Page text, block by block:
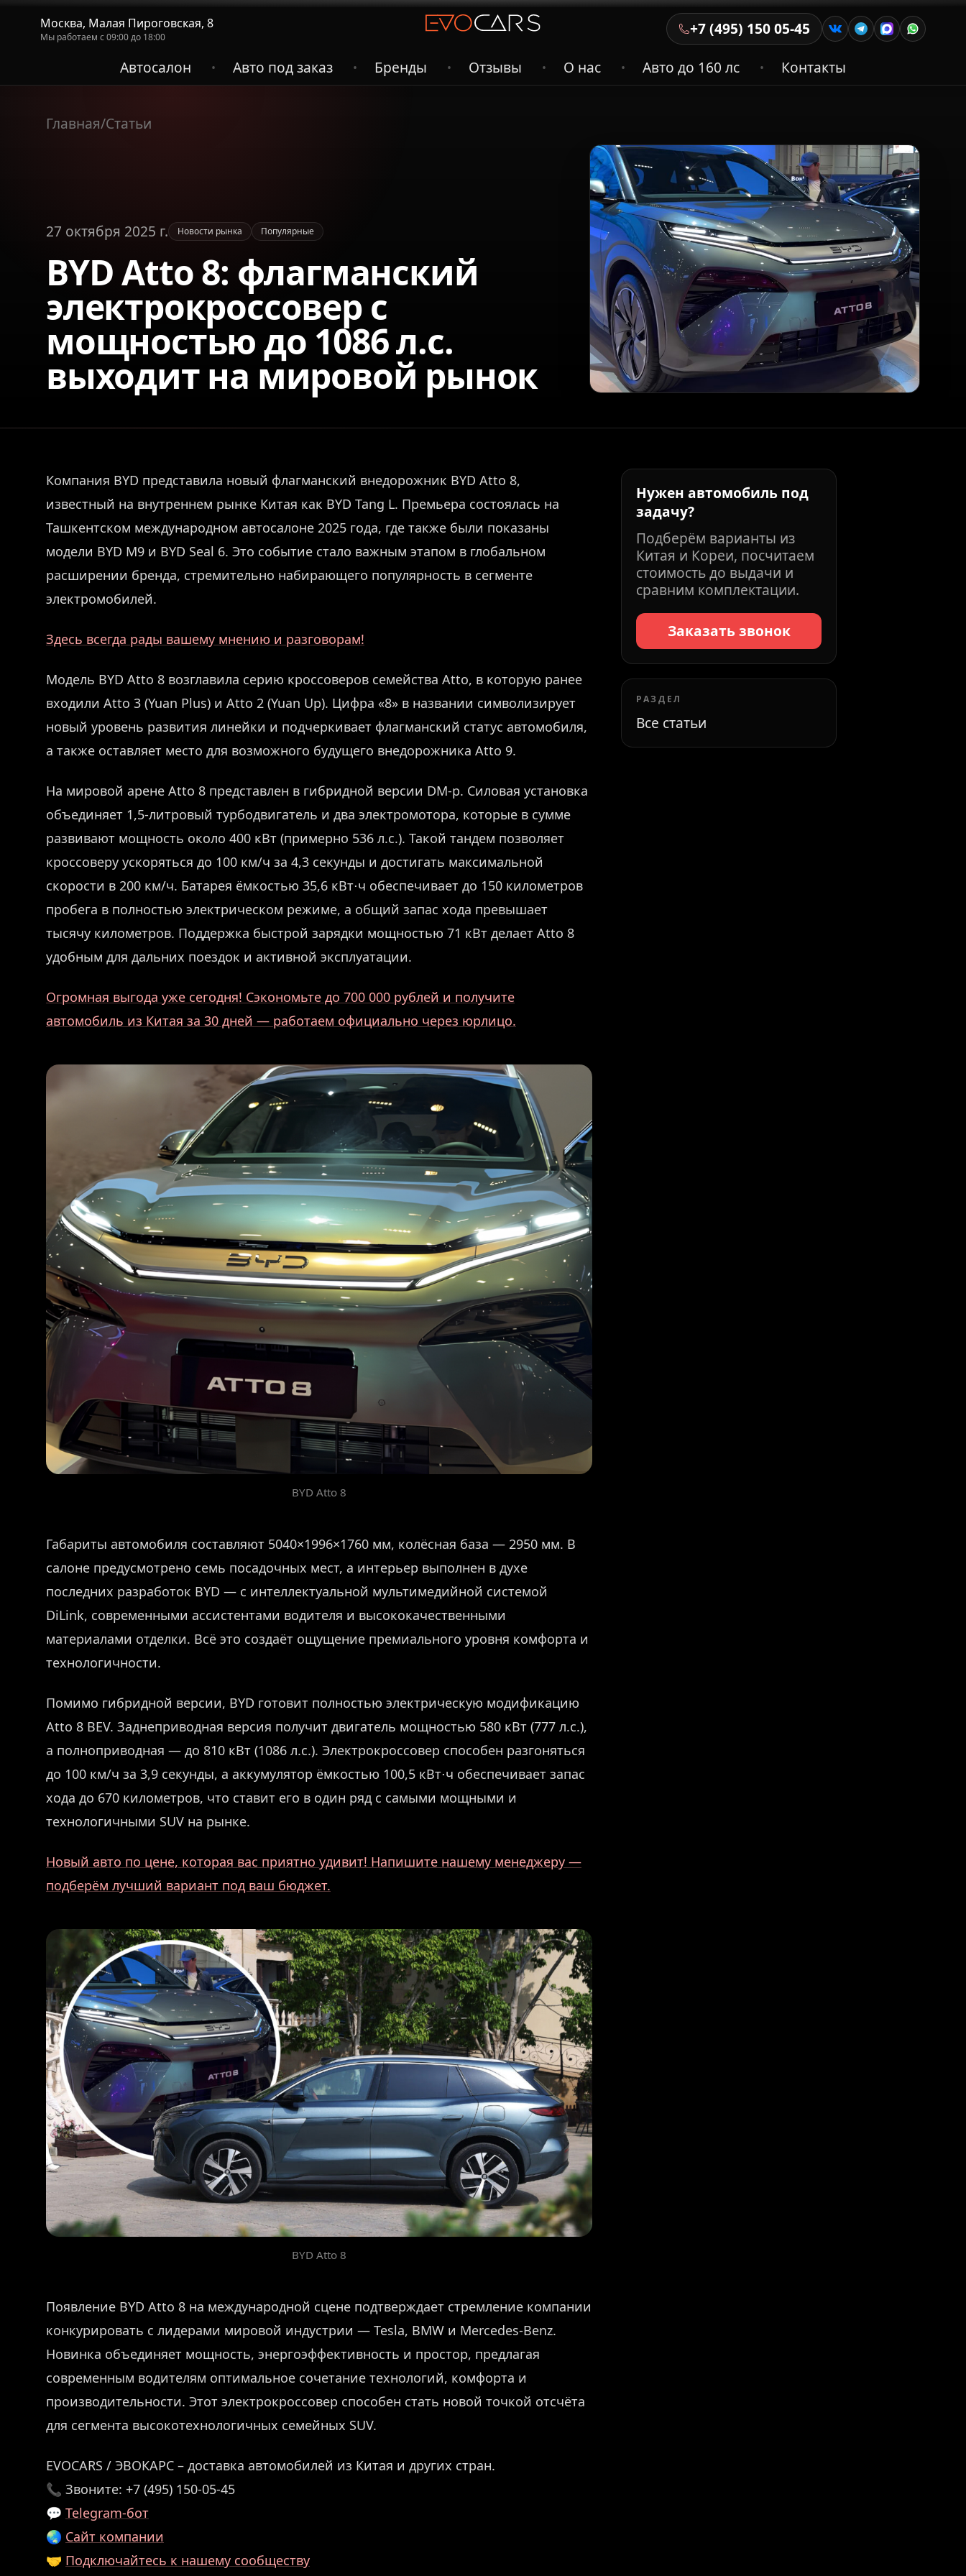
Москва, Малая Пироговская, 8
Мы работаем с 09:00 до 18:00
+7 (495) 150 05-45
Автосалон
• Авто под заказ • Бренды • Отзывы • О нас • Авто до 160 лс • Контакты
Главная/Статьи
27 октября 2025 г. Новости рынка Популярные
BYD Atto 8: флагманский
электрокроссовер с
мощностью до 1086 л.с.
выходит на мировой рынок
Компания BYD представила новый флагманский внедорожник BYD Atto 8,
известный на внутреннем рынке Китая как BYD Tang L. Премьера состоялась на
Ташкентском международном автосалоне 2025 года, где также были показаны
модели BYD M9 и BYD Seal 6. Это событие стало важным этапом в глобальном
расширении бренда, стремительно набирающего популярность в сегменте
электромобилей.
Здесь всегда рады вашему мнению и разговорам!
Модель BYD Atto 8 возглавила серию кроссоверов семейства Atto, в которую ранее
входили Atto 3 (Yuan Plus) и Atto 2 (Yuan Up). Цифра «8» в названии символизирует
новый уровень развития линейки и подчеркивает флагманский статус автомобиля,
а также оставляет место для возможного будущего внедорожника Atto 9.
На мировой арене Atto 8 представлен в гибридной версии DM-p. Силовая установка
объединяет 1,5-литровый турбодвигатель и два электромотора, которые в сумме
развивают мощность около 400 кВт (примерно 536 л.с.). Такой тандем позволяет
кроссоверу ускоряться до 100 км/ч за 4,3 секунды и достигать максимальной
скорости в 200 км/ч. Батарея ёмкостью 35,6 кВт⋅ч обеспечивает до 150 километров
пробега в полностью электрическом режиме, а общий запас хода превышает
тысячу километров. Поддержка быстрой зарядки мощностью 71 кВт делает Atto 8
удобным для дальних поездок и активной эксплуатации.
Огромная выгода уже сегодня! Сэкономьте до 700 000 рублей и получите
автомобиль из Китая за 30 дней — работаем официально через юрлицо.
BYD Atto 8
Габариты автомобиля составляют 5040×1996×1760 мм, колёсная база — 2950 мм. В
салоне предусмотрено семь посадочных мест, а интерьер выполнен в духе
последних разработок BYD — с интеллектуальной мультимедийной системой
DiLink, современными ассистентами водителя и высококачественными
материалами отделки. Всё это создаёт ощущение премиального уровня комфорта и
технологичности.
Помимо гибридной версии, BYD готовит полностью электрическую модификацию
Atto 8 BEV. Заднеприводная версия получит двигатель мощностью 580 кВт (777 л.с.),
а полноприводная — до 810 кВт (1086 л.с.). Электрокроссовер способен разгоняться
до 100 км/ч за 3,9 секунды, а аккумулятор ёмкостью 100,5 кВт⋅ч обеспечивает запас
хода до 670 километров, что ставит его в один ряд с самыми мощными и
технологичными SUV на рынке.
Новый авто по цене, которая вас приятно удивит! Напишите нашему менеджеру —
подберём лучший вариант под ваш бюджет.
BYD Atto 8
Появление BYD Atto 8 на международной сцене подтверждает стремление компании
конкурировать с лидерами мировой индустрии — Tesla, BMW и Mercedes-Benz.
Новинка объединяет мощность, энергоэффективность и простор, предлагая
современным водителям оптимальное сочетание технологий, комфорта и
производительности. Этот электрокроссовер способен стать новой точкой отсчёта
для сегмента высокотехнологичных семейных SUV.
EVOCARS / ЭВОКАРС – доставка автомобилей из Китая и других стран.
📞 Звоните: +7 (495) 150-05-45
💬 Telegram-бот
🌏 Сайт компании
🤝 Подключайтесь к нашему сообществу
Нужен автомобиль под
задачу?
Подберём варианты из
Китая и Кореи, посчитаем
стоимость до выдачи и
сравним комплектации.
Заказать звонок
РАЗДЕЛ
Все статьи